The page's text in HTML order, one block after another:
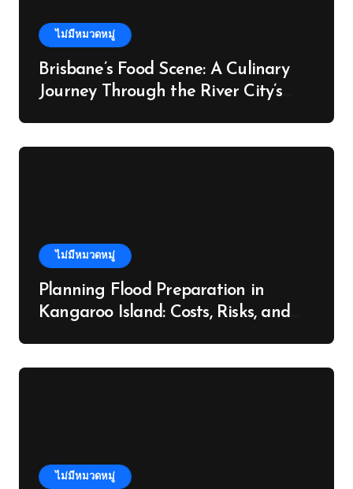
ไม่มีหมวดหมู่
Brisbane’s Food Scene: A Culinary
Journey Through the River City’s
ไม่มีหมวดหมู่
Planning Flood Preparation in
Kangaroo Island: Costs, Risks, and
ไม่มีหมวดหมู่